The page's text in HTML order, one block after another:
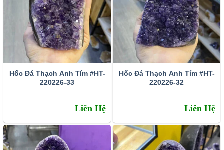
Tên khoa học: đá thạch anh tím (amethyst)
Thành phần cấu tạo hoá học: SiO2.
Màu sắc: Tất cả các dạng của màu tím như trắng phớt
tím, tím ánh hồng đến tím đậm, tím violet, màu xanh biển
và xám.
Chỉ số chiết quang: 1.544 – 1.553
Độ trong suốt: Trong suốt
Hốc Đá Thạch Anh Tím #HT-
220226-33
Liên Hệ
Hốc Đá Thạch Anh Tím #HT-
220226-32
Liên Hệ